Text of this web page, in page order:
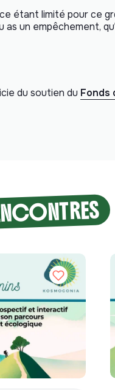
étant limité pour ce
as un empêchement,
du soutien du Fonds